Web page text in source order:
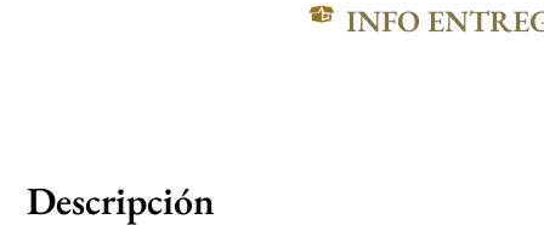
INFO
Descripción